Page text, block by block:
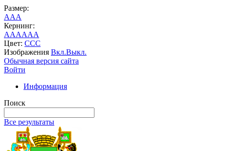
Размер:
AAA
Кернинг:
AAAAAA
Цвет: CCC
Изображения Вкл.Выкл.
Обычная версия сайта
Войти
Информация
Поиск
Все результаты